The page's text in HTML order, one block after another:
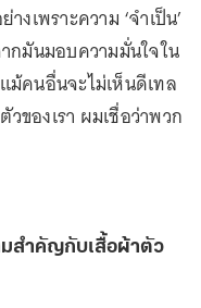
งเพราะความ ‘จำเป็น’
กมันมอบความมั่นใจใน
คนอื่นจะไม่เห็นดีเทล
วของเรา ผมเชื่อว่าพวก
สำคัญกับเสื้อผ้าตัว